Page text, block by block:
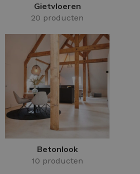
Gietvloeren
20 producten
Betonlook
10 producten